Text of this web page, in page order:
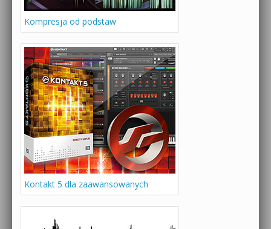
Kompresja od podstaw
Kontakt 5 dla zaawansowanych